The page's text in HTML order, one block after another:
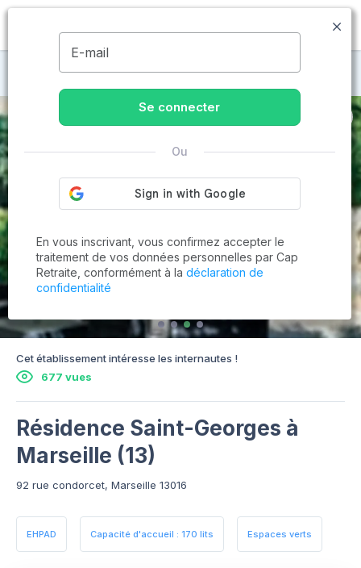
MENU
Maisons de retraite à Marseille
Cet établissement intéresse les internautes !
677 vues
Résidence Saint-Georges à
Marseille (13)
92 rue condorcet, Marseille 13016
EHPAD Capacité d'accueil : 170 lits Espaces verts
E-mail
Se connecter
Ou
En vous inscrivant, vous confirmez accepter le
traitement de vos données personnelles par Cap
Retraite, conformément à la déclaration de
confidentialité